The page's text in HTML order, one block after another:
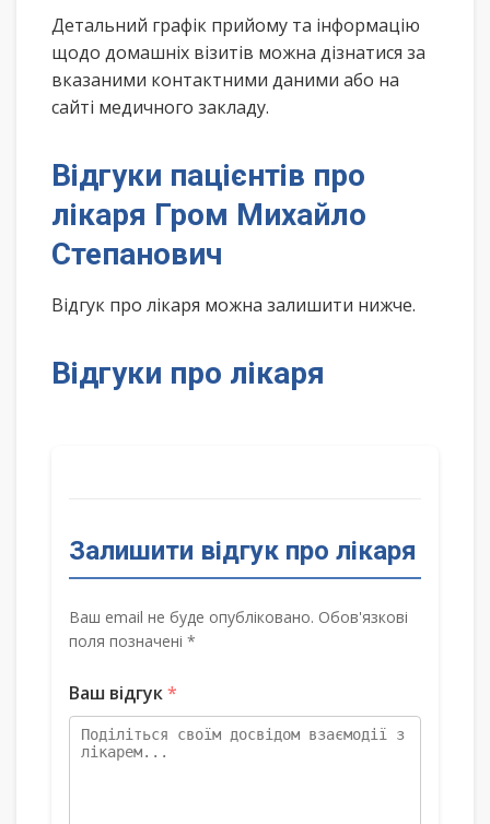
Детальний графік прийому та інформацію
щодо домашніх візитів можна дізнатися за
вказаними контактними даними або на
сайті медичного закладу.
Відгуки пацієнтів про
лікаря Гром Михайло
Степанович
Відгук про лікаря можна залишити нижче.
Відгуки про лікаря
Залишити відгук про лікаря
Ваш email не буде опубліковано. Обов'язкові
поля позначені *
Ваш відгук*